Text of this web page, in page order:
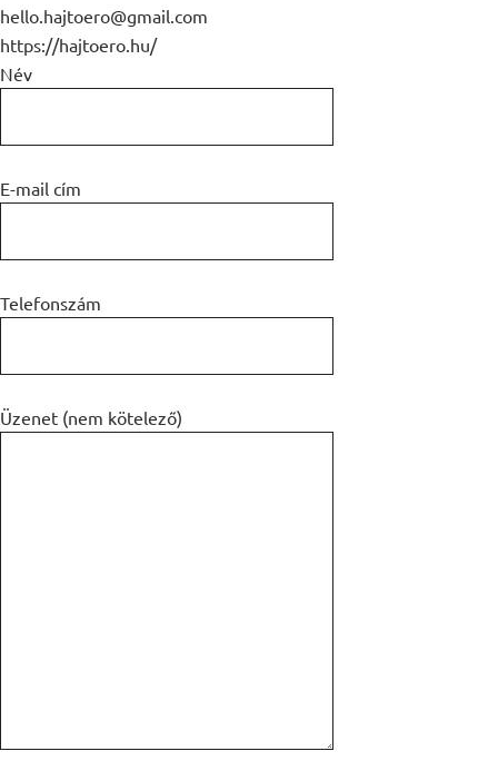
hello.hajtoero@gmail.com
https://hajtoero.hu/
Név
E-mail cím
Telefonszám
Üzenet (nem kötelező)